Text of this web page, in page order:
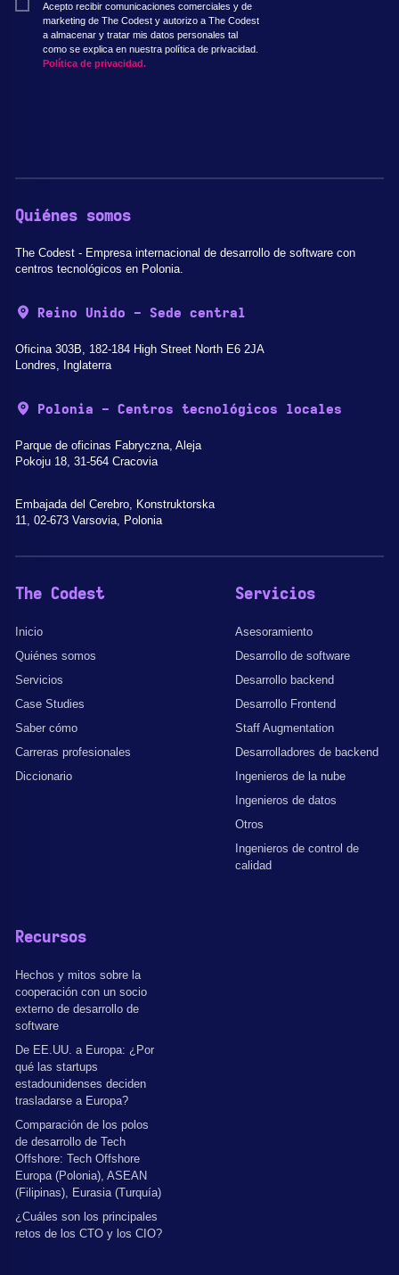
Acepto recibir comunicaciones comerciales y de
marketing de The Codest y autorizo a The Codest
a almacenar y tratar mis datos personales tal
como se explica en nuestra política de privacidad.
Política de privacidad.
Quiénes somos
The Codest - Empresa internacional de desarrollo de software con
centros tecnológicos en Polonia.
Reino Unido - Sede central
Oficina 303B, 182-184 High Street North E6 2JA
Londres, Inglaterra
Polonia - Centros tecnológicos locales
Parque de oficinas Fabryczna, Aleja
Pokoju 18, 31-564 Cracovia
Embajada del Cerebro, Konstruktorska
11, 02-673 Varsovia, Polonia
The Codest
Inicio
Quiénes somos
Servicios
Case Studies
Saber cómo
Carreras profesionales
Diccionario
Servicios
Asesoramiento
Desarrollo de software
Desarrollo backend
Desarrollo Frontend
Staff Augmentation
Desarrolladores de backend
Ingenieros de la nube
Ingenieros de datos
Otros
Ingenieros de control de
calidad
Recursos
Hechos y mitos sobre la
cooperación con un socio
externo de desarrollo de
software
De EE.UU. a Europa: ¿Por
qué las startups
estadounidenses deciden
trasladarse a Europa?
Comparación de los polos
de desarrollo de Tech
Offshore: Tech Offshore
Europa (Polonia), ASEAN
(Filipinas), Eurasia (Turquía)
¿Cuáles son los principales
retos de los CTO y los CIO?